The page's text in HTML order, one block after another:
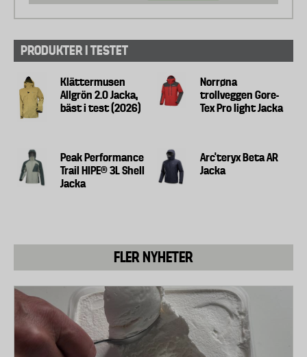
PRODUKTER I TESTET
Klättermusen
Allgrön 2.0 Jacka,
bäst i test (2026)
Norrøna
trollveggen Gore-
Tex Pro light Jacka
Peak Performance
Trail HIPE® 3L Shell
Jacka
Arc’teryx Beta AR
Jacka
FLER NYHETER